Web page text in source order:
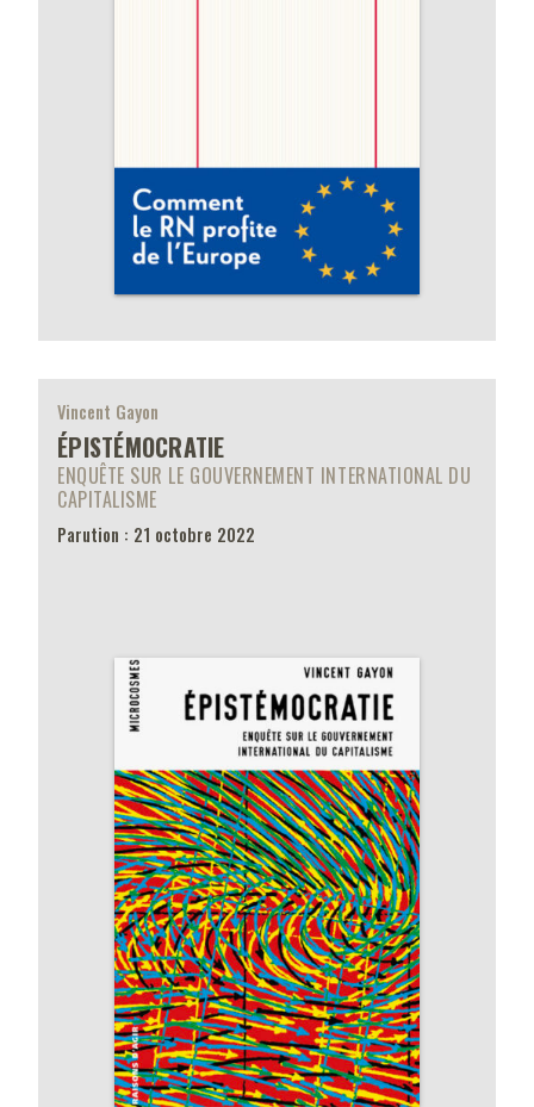
Vincent Gayon
ÉPISTÉMOCRATIE
ENQUÊTE SUR LE GOUVERNEMENT INTERNATIONAL DU
CAPITALISME
Parution : 21 octobre 2022